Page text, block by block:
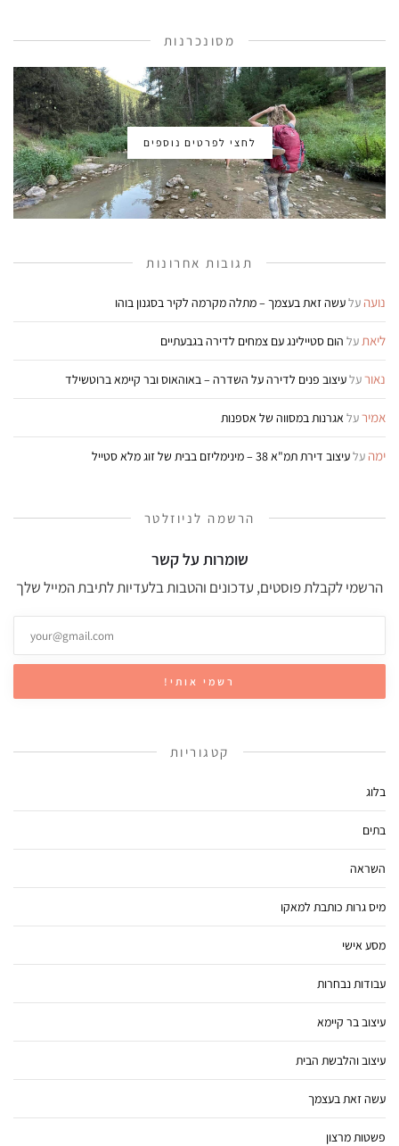
מסונכרנות
לחצי לפרטים נוספים
תגובות אחרונות
נועה עלעשה זאת בעצמך – מתלה מקרמה לקיר בסגנון בוהו
ליאתעל הום סטיילינג עם צמחים לדירה בגבעתיים
נאורעלעיצוב פנים לדירה על השדרה – באוהאוס ובר קיימא ברוטשילד
אמירעל אגרנות במסווה של אספנות
ימה עלעיצוב דירת תמ"א 38 – מינימליזם בבית של זוג מלא סטייל
הרשמה לניוזלטר
שומרות על קשר
הרשמי לקבלת פוסטים, עדכונים והטבות בלעדיות לתיבת המייל שלך
קטגוריות
בלוג
בתים
השראה
מיס גרות כותבת למאקו
מסע אישי
עבודות נבחרות
עיצוב בר קיימא
עיצוב והלבשת הבית
עשה זאת בעצמך
פשטות מרצון